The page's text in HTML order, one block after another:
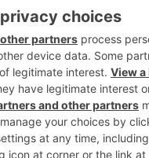
capaces de
de 21 especies.
en su
el colirrojo real
coturnix). Las